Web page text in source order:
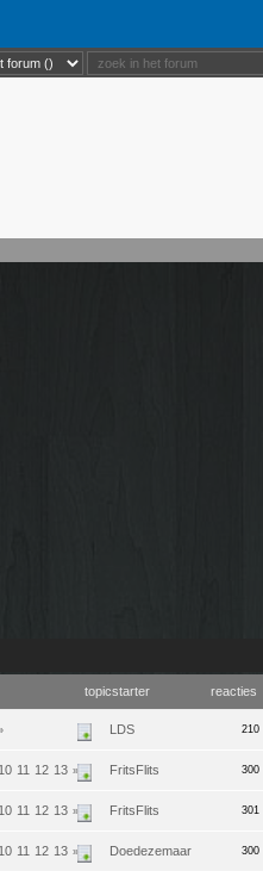
topicstarter reacties
LDS 210
10 11 12 13 » FritsFlits 300
10 11 12 13 » FritsFlits 301
10 11 12 13 » Doedezemaar 300